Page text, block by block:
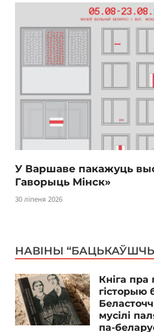
У Варшаве пакажуць
Гаворыць Мінск»
30 ліпеня 2026
НАВІНЫ
Кніга
гісторыю
мусілі
па-